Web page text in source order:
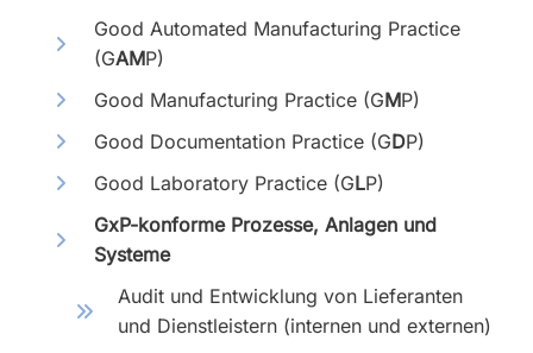
Good Automated Manufacturing Practice
(GAMP)
Good Manufacturing Practice (GMP)
Good Documentation Practice (GDP)
Good Laboratory Practice (GLP)
GxP-konforme Prozesse, Anlagen und
Systeme
Audit und Entwicklung von Lieferanten
und Dienstleistern (internen und externen)